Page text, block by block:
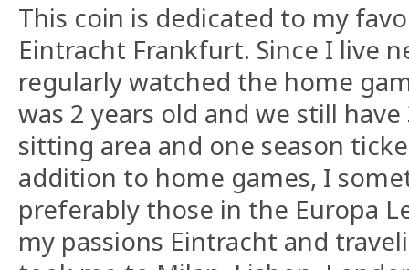
This coin is dedicated to my
Eintracht Frankfurt. Since I live
regularly watched the home
was 2 years old and we still
sitting area and one season
addition to home games, I
preferably those in the Europa
my passions Eintracht and